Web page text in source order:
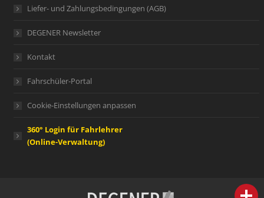
Liefer- und Zahlungsbedingungen (AGB)
DEGENER Newsletter
Kontakt
Fahrschüler-Portal
Cookie-Einstellungen anpassen
360° Login für Fahrlehrer
(Online-Verwaltung)
person IHR FACHBERATER